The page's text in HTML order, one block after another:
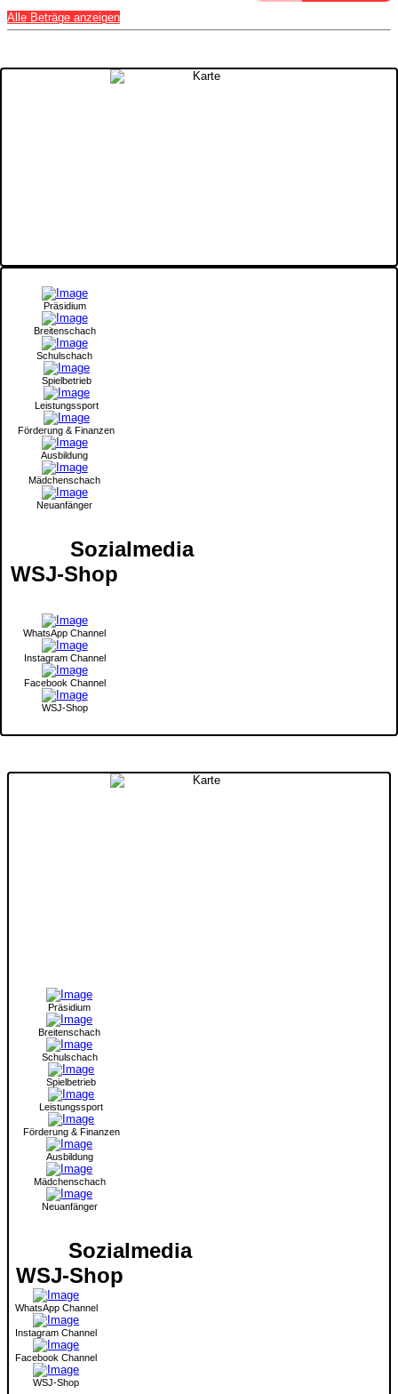
Alle Beträge anzeigen
Präsidium
Breitenschach
Schulschach
Spielbetrieb
Leistungssport
Förderung & Finanzen
Ausbildung
Mädchenschach
Neuanfänger
Sozialmedia
WSJ-Shop
WhatsApp Channel
Instagram Channel
Facebook Channel
WSJ-Shop
Präsidium
Breitenschach
Schulschach
Spielbetrieb
Leistungssport
Förderung & Finanzen
Ausbildung
Mädchenschach
Neuanfänger
Sozialmedia
WSJ-Shop
WhatsApp Channel
Instagram Channel
Facebook Channel
WSJ-Shop